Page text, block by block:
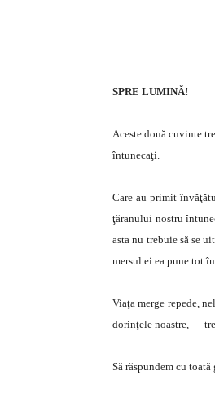
SPRE LUMINĂ!
Aceste două cuvinte
întunecaţi.
Care au primit
ţăranului nostru
asta nu trebuie să se
mersul ei ea pune tot
Viaţa merge repede,
dorinţele noastre, —
Să răspundem cu